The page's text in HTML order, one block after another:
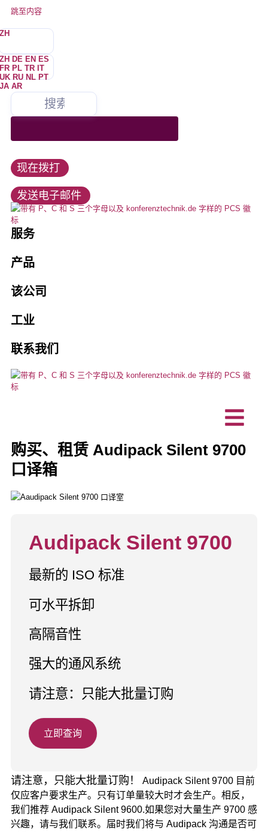
跳至内容
ZH
ZH DE EN ES
FR PL TR IT
UKRUNLPT
JA AR
现在拨打
发送电子邮件
服务
我们为会议和媒体技术的所有领域提供服务，是同声传译技术和多语
言活动的市场领导者之一。
让
口译
维护和保养
定制产品
产品
向我们租赁、购买或租借所有会议技术产品。我们是所有知名制造商
的销售合作伙伴。
活动技术
会议室捆绑包
LED 墙、LED 技术
乘客引导系统
对讲站/桌面麦克风
该公司
我们始终致力于以最佳方式满足客户的需求。我们公平合作的态度
是您项目成功的保证，也是我们长期成功的战略基础。
工作机会
教育
这就是我们
PCS 的 10 个充分理由
新闻
工业
我们为众多客户提供服务，熟悉行业的需求、潮流和发展。
联邦政府、州、城市、政治
教育与大学
机构
商业企业
联系我们
我们不咬人。我们也不会惹恼 –，但有时会。偶尔很少。几乎没有
+49 211 737798-13
info@konferenztechnik.de
所有触点选项
Lorem ipsum dolor sit amet, consectetur adipiscing elit.在这里，你会发
Lorem ipsum dolor sit amet, consectetur adipiscing elit.在这里，你会发
购买、租赁 Audipack Silent 9700
口译箱
Audipack Silent 9700
最新的 ISO 标准
可水平拆卸
高隔音性
强大的通风系统
请注意：只能大批量订购
立即查询
请注意，只能大批量订购！
Audipack Silent 9700 目前
仅应客户要求生产。只有订单量较大时才会生产。相反，
我们推荐 Audipack Silent 9600.如果您对大量生产 9700 感
兴趣，请与我们联系。届时我们将与 Audipack 沟通是否可